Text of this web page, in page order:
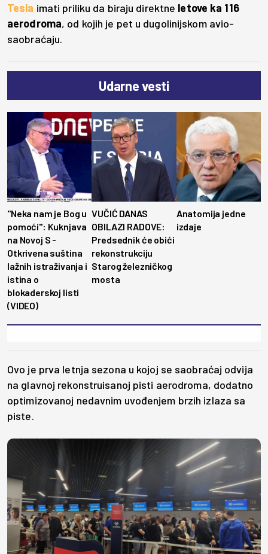
Tesla imati priliku da biraju direktne letove ka 116
aerodroma, od kojih je pet u dugolinijskom avio-
saobraćaju.
Udarne vesti
"Neka nam je Bog u
pomoći": Kuknjava
na Novoj S -
Otkrivena suština
lažnih istraživanja i
istina o
blokaderskoj listi
(VIDEO)
VUČIĆ DANAS
OBILAZI RADOVE:
Predsednik će obići
rekonstrukciju
Starog železničkog
mosta
Anatomija jedne
izdaje
Ovo je prva letnja sezona u kojoj se saobraćaj odvija
na glavnoj rekonstruisanoj pisti aerodroma, dodatno
optimizovanoj nedavnim uvođenjem brzih izlaza sa
piste.